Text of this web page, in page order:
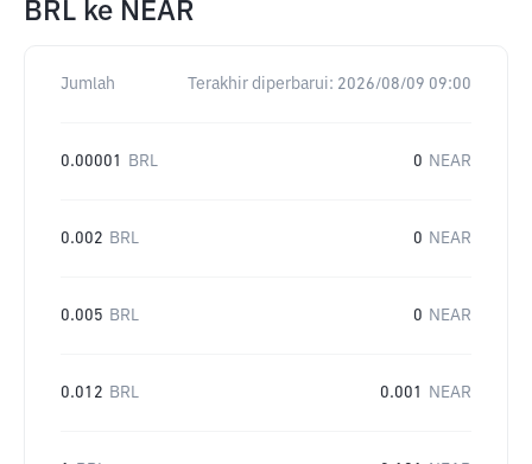
BRL ke NEAR
Jumlah Terakhir diperbarui: 2026/08/09 09:00
0.00001 BRL 0 NEAR
0.002 BRL 0 NEAR
0.005 BRL 0 NEAR
0.012 BRL 0.001 NEAR